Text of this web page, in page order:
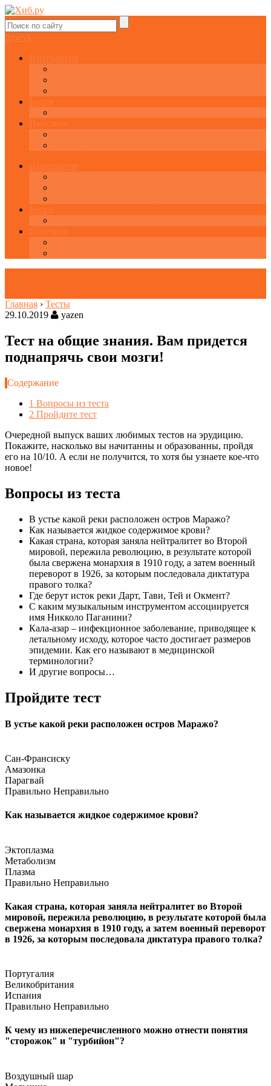
fbtw vk
Интерактив
Блоги
Полезное
Интерактив
Блоги
Полезное
Главная › Тесты
29.10.2019
yazen
Тест на общие знания. Вам придется
поднапрячь свои мозги!
Содержание
1 Вопросы из теста
2 Пройдите тест
Очередной выпуск ваших любимых тестов на эрудицию.
Покажите, насколько вы начитанны и образованны, пройдя
его на 10/10. А если не получится, то хотя бы узнаете кое-что
новое!
Вопросы из теста
В устье какой реки расположен остров Маражо?
Как называется жидкое содержимое крови?
Какая страна, которая заняла нейтралитет во Второй
мировой, пережила революцию, в результате которой
была свержена монархия в 1910 году, а затем военный
переворот в 1926, за которым последовала диктатура
правого толка?
Где берут исток реки Дарт, Тави, Тей и Окмент?
С каким музыкальным инструментом ассоциируется
имя Никколо Паганини?
Кала-азар – инфекционное заболевание, приводящее к
летальному исходу, которое часто достигает размеров
эпидемии. Как его называют в медицинской
терминологии?
И другие вопросы…
Пройдите тест
В устье какой реки расположен остров Маражо?
Сан-Франсиску
Амазонка
Парагвай
Правильно Неправильно
Как называется жидкое содержимое крови?
Эктоплазма
Метаболизм
Плазма
Правильно Неправильно
Какая страна, которая заняла нейтралитет во Второй
мировой, пережила революцию, в результате которой была
свержена монархия в 1910 году, а затем военный переворот
в 1926, за которым последовала диктатура правого толка?
Португалия
Великобритания
Испания
Правильно Неправильно
К чему из нижеперечисленного можно отнести понятия
"сторожок" и "турбийон"?
Воздушный шар